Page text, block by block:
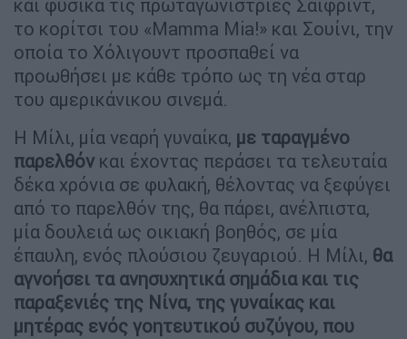
και φυσικά τις πρωταγωνίστριες Σάιφριντ,
το κορίτσι του «Mamma Mia!» και Σουίνι, την
οποία το Χόλιγουντ προσπαθεί να
προωθήσει με κάθε τρόπο ως τη νέα σταρ
του αμερικάνικου σινεμά.
Η Μίλι, μία νεαρή γυναίκα, με ταραγμένο
παρελθόν και έχοντας περάσει τα τελευταία
δέκα χρόνια σε φυλακή, θέλοντας να ξεφύγει
από το παρελθόν της, θα πάρει, ανέλπιστα,
μία δουλειά ως οικιακή βοηθός, σε μία
έπαυλη, ενός πλούσιου ζευγαριού. Η Μίλι, θα
αγνοήσει τα ανησυχητικά σημάδια και τις
παραξενιές της Νίνα, της γυναίκας και
μητέρας ενός γοητευτικού συζύγου, που